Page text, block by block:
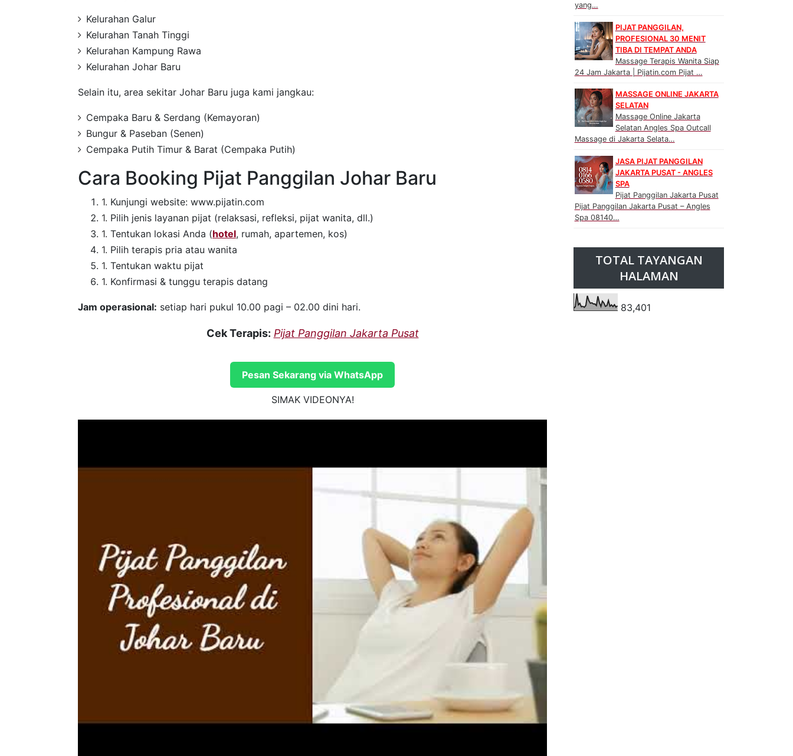
Kelurahan Galur
Kelurahan Tanah Tinggi
Kelurahan Kampung Rawa
Kelurahan Johar Baru
Selain itu, area sekitar Johar Baru juga kami jangkau:
Cempaka Baru & Serdang (Kemayoran)
Bungur & Paseban (Senen)
Cempaka Putih Timur & Barat (Cempaka Putih)
Cara Booking Pijat Panggilan Johar Baru
Kunjungi website: www.pijatin.com
Pilih jenis layanan pijat (relaksasi, refleksi, pijat wanita, dll.)
Tentukan lokasi Anda (hotel, rumah, apartemen, kos)
Pilih terapis pria atau wanita
Tentukan waktu pijat
Konfirmasi & tunggu terapis datang
Jam operasional: setiap hari pukul 10.00 pagi – 02.00 dini hari.
Cek Terapis: Pijat Panggilan Jakarta Pusat
Pesan Sekarang via WhatsApp
SIMAK VIDEONYA!
yang…
PIJAT PANGGILAN,
PROFESIONAL 30 MENIT
TIBA DI TEMPAT ANDA
Massage Terapis Wanita Siap
24 Jam Jakarta | Pijatin.com Pijat …
MASSAGE ONLINE JAKARTA
SELATAN
Massage Online Jakarta
Selatan Angles Spa Outcall
Massage di Jakarta Selata…
JASA PIJAT PANGGILAN
JAKARTA PUSAT - ANGLES
SPA
Pijat Panggilan Jakarta Pusat
Pijat Panggilan Jakarta Pusat – Angles
Spa 08140…
TOTAL TAYANGAN
HALAMAN
83,401